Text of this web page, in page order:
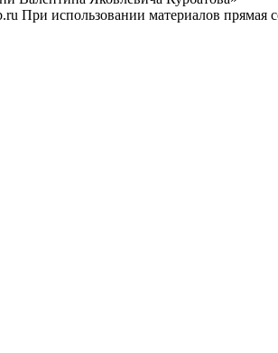
При использовании материалов прямая